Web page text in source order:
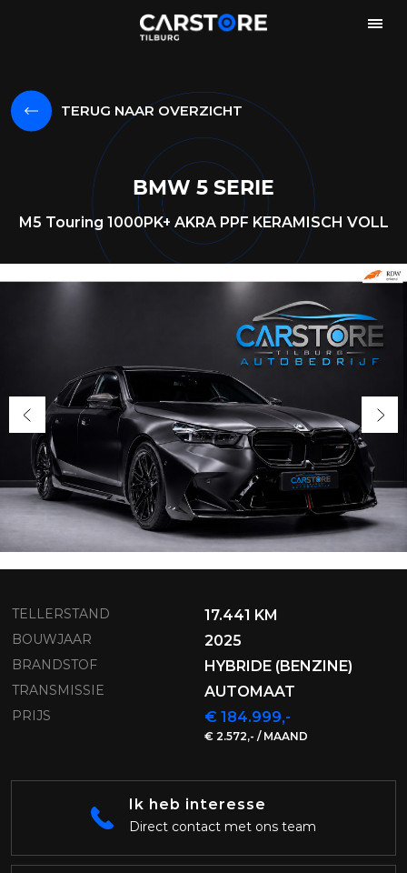
TERUG NAAR OVERZICHT
BMW 5 SERIE
M5 Touring 1000PK+ AKRA PPF KERAMISCH VOLL
TELLERSTAND 17.441 KM
BOUWJAAR 2025
BRANDSTOF HYBRIDE (BENZINE)
TRANSMISSIE AUTOMAAT
PRIJS € 184.999,-
€ 2.572,- / MAAND
Ik heb interesse
Direct contact met ons team